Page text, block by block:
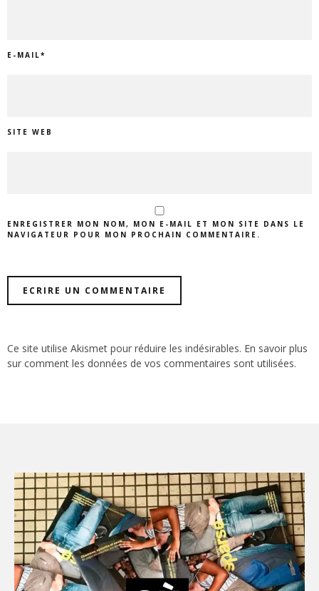
E-MAIL*
SITE WEB
ENREGISTRER MON NOM, MON E-MAIL ET MON SITE DANS LE
NAVIGATEUR POUR MON PROCHAIN COMMENTAIRE.
Ce site utilise Akismet pour réduire les indésirables. En savoir plus
sur comment les données de vos commentaires sont utilisées.